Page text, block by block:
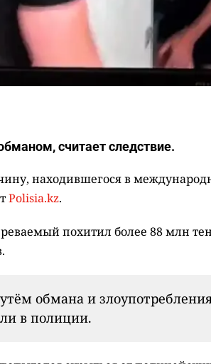
считает следствие.
находившегося в
Polisia.kz.
похитил более 88 млн
обмана и
в полиции.